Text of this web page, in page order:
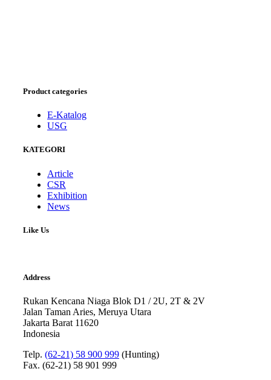
Product categories
E-Katalog
USG
KATEGORI
Article
CSR
Exhibition
News
Like Us
Address
Rukan Kencana Niaga Blok D1 / 2U, 2T & 2V
Jalan Taman Aries, Meruya Utara
Jakarta Barat 11620
Indonesia
Telp. (62-21) 58 900 999 (Hunting)
Fax. (62-21) 58 901 999